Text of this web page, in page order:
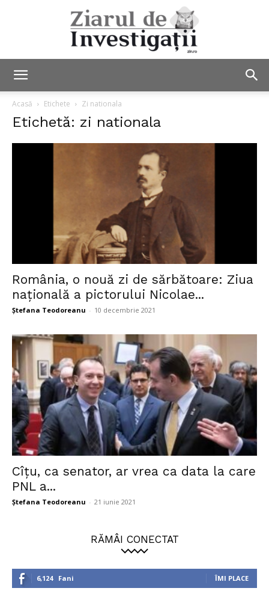
Investigații
Acasă Etichete Zi nationala
Etichetă: zi nationala
România, o nouă zi de sărbătoare: Ziua
națională a pictorului Nicolae...
Ștefana Teodoreanu - 10 decembrie 2021
Cîțu, ca senator, ar vrea ca data la care
PNL a...
Ștefana Teodoreanu - 21 iunie 2021
RĂMÂI CONECTAT
6,124 Fani ÎMI PLACE